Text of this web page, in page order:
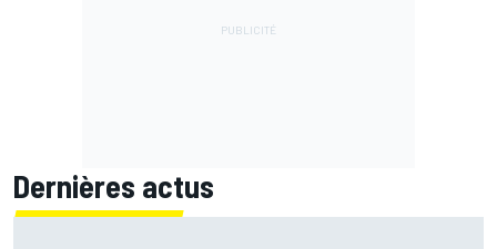
Dernières actus